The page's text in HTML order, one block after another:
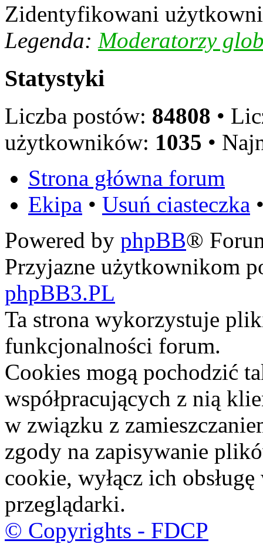
Zidentyfikowani
Legenda: Moderatorzy
Statystyki
Liczba postów: 84808 •
użytkowników: 1035 •
Strona główna forum
Ekipa • Usuń ciasteczka
Powered by phpBB®
Przyjazne użytkownikom
phpBB3.PL
Ta strona wykorzystuje
funkcjonalności forum.
Cookies mogą pochodzić
współpracujących z nią
w związku z
zgody na zapisywanie
cookie, wyłącz ich
przeglądarki.
© Copyrights - FDCP